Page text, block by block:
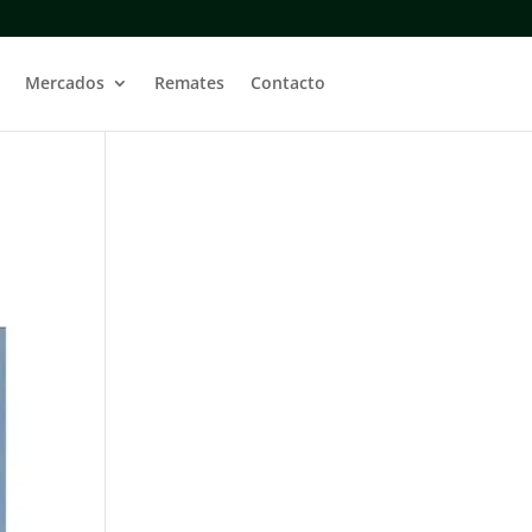
Mercados Remates Contacto